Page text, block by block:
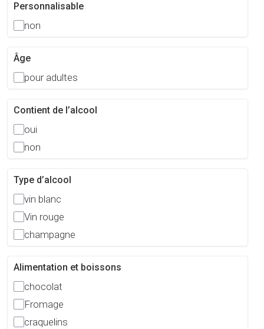
Personnalisable
non
Âge
pour adultes
Contient de l’alcool
oui
non
Type d’alcool
vin blanc
Vin rouge
champagne
Alimentation et boissons
chocolat
Fromage
craquelins